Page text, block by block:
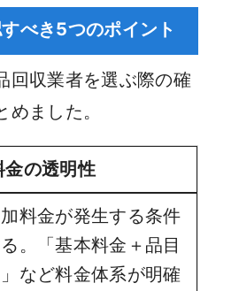
べき5つのポイント
回収業者を選ぶ際の確
ました。
金の透明性
料金が発生する条件
。「基本料金＋品目
など料金体系が明確